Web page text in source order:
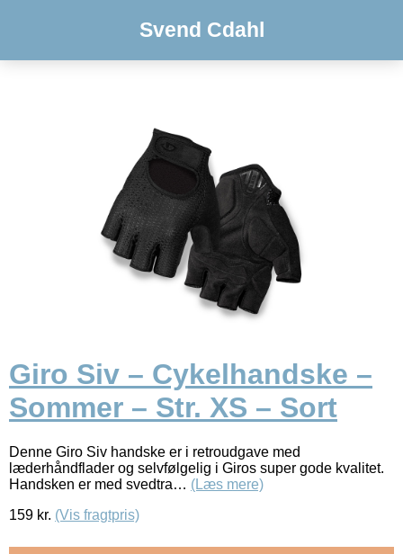
Svend Cdahl
Giro Siv – Cykelhandske –
Sommer – Str. XS – Sort
Denne Giro Siv handske er i retroudgave med
læderhåndflader og selvfølgelig i Giros super gode kvalitet.
Handsken er med svedtra… (Læs mere)
159 kr. (Vis fragtpris)